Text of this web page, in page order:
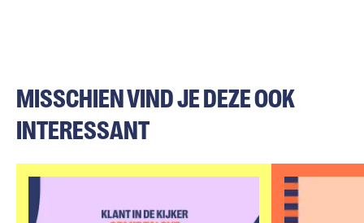
MISSCHIEN VIND JE DEZE OOK
INTERESSANT